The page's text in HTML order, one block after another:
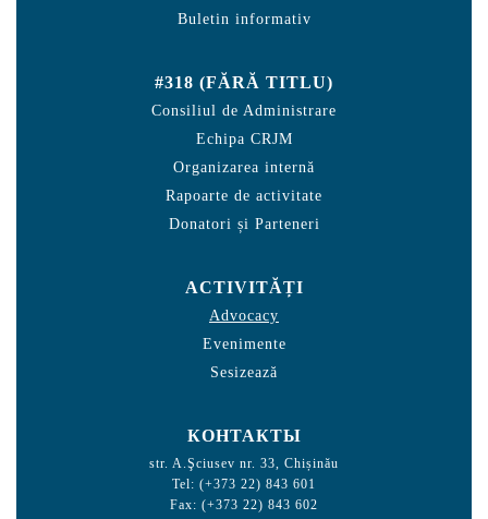
Buletin informativ
#318 (FĂRĂ TITLU)
Consiliul de Administrare
Echipa CRJM
Organizarea internă
Rapoarte de activitate
Donatori și Parteneri
ACTIVITĂȚI
Advocacy
Evenimente
Sesizează
КОНТАКТЫ
str. A.Şciusev nr. 33, Chișinău
Tel: (+373 22) 843 601
Fax: (+373 22) 843 602